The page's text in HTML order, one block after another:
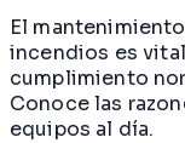
El
incendios es
cumplimiento
Conoce las
equipos al día.